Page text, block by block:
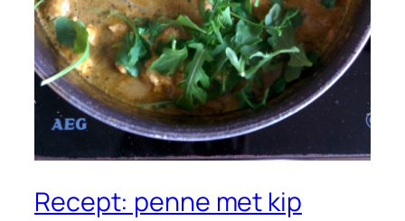
Recept: penne met kip